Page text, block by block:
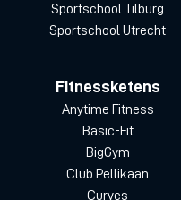
Sportschool Tilburg
Sportschool Utrecht
Fitnessketens
Anytime Fitness
Basic-Fit
BigGym
Club Pellikaan
Curves